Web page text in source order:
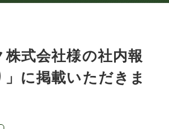
式会社様の社内報
」に掲載いただきま